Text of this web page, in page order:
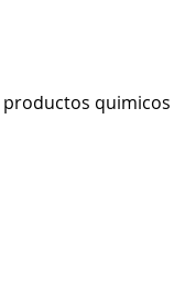
quimicos